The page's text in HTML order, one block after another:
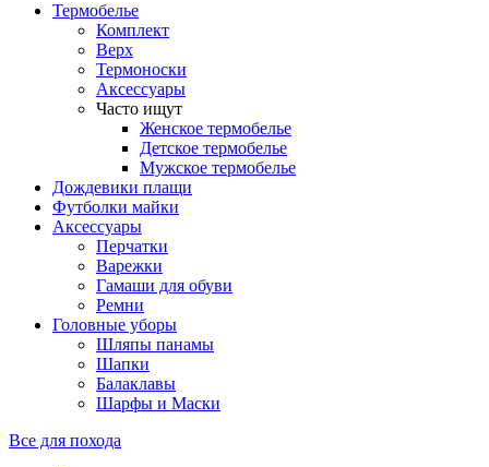
Термобелье
Комплект
Верх
Термоноски
Аксессуары
Часто ищут
Женское термобелье
Детское термобелье
Мужское термобелье
Дождевики плащи
Футболки майки
Аксессуары
Перчатки
Варежки
Гамаши для обуви
Ремни
Головные уборы
Шляпы панамы
Шапки
Балаклавы
Шарфы и Маски
Все для похода